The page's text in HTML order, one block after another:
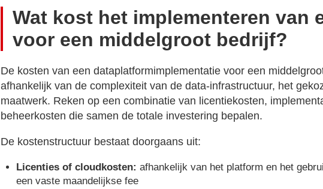
Wat kost het implementeren van
voor een middelgroot bedrijf?
De kosten van een dataplatformimplementatie voor een
afhankelijk van de complexiteit van de data-infrastructuur, het
maatwerk. Reken op een combinatie van licentiekosten,
beheerkosten die samen de totale investering bepalen.
De kostenstructuur bestaat doorgaans uit:
Licenties of cloudkosten: afhankelijk van het platform en het
een vaste maandelijkse fee